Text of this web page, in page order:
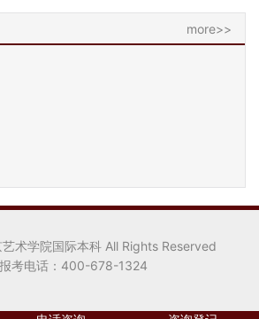
more>>
术学院国际本科 All Rights Reserved
考电话：400-678-1324